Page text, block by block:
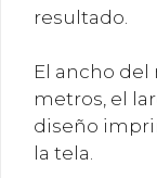
resultado.
El ancho del
metros, el
diseño
la tela.